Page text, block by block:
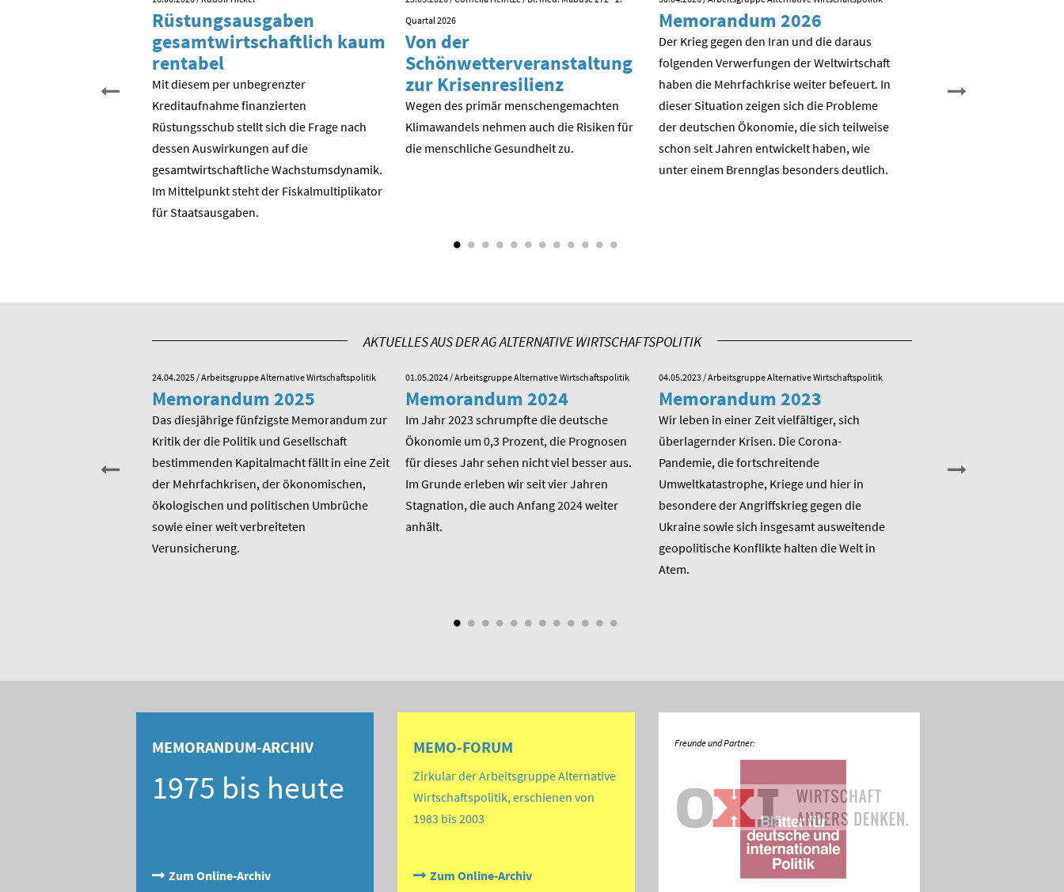
Einheit. Aber was
Rüstungsausgaben
gesamtwirtschaftlich kaum
rentabel
Mit diesem per unbegrenzter
Kreditaufnahme finanzierten
Rüstungsschub stellt sich die Frage nach
dessen Auswirkungen auf die
gesamtwirtschaftli­che Wachstumsdynamik.
Im Mittelpunkt steht der Fiskalmultiplikator
für Staatsausgaben.
Quartal 2026
Von der
Schönwetterveranstaltung
zur Krisenresilienz
Wegen des primär menschengemachten
Klimawandels nehmen auch die Risiken für
die menschliche Gesundheit zu.
Memorandum 2026
Der Krieg gegen den Iran und die daraus
folgenden Verwerfungen der Weltwirtschaft
haben die Mehrfachkrise weiter befeuert. In
dieser Situation zeigen sich die Probleme
der deutschen Ökonomie, die sich teilweise
schon seit Jahren entwickelt haben, wie
unter einem Brennglas besonders deutlich.
Nicht Deindustrialisierung,
AKTUELLES AUS DER AG ALTERNATIVE WIRTSCHAFTSPOLITIK
24.04.2025/ Arbeitsgruppe Alternative Wirtschaftspolitik
Memorandum 2025
Das diesjährige fünfzigste Memorandum zur
Kritik der die Politik und Gesellschaft
bestimmenden Kapitalmacht fällt in eine Zeit
der Mehrfachkrisen, der ökonomischen,
ökologischen und politischen Umbrüche
sowie einer weit verbreiteten
Verunsicherung.
01.05.2024/ Arbeitsgruppe Alternative Wirtschaftspolitik
Memorandum 2024
Im Jahr 2023 schrumpfte die deutsche
Ökonomie um 0,3 Prozent, die Prognosen
für dieses Jahr sehen nicht viel besser aus.
Im Grunde erleben wir seit vier Jahren
Stagnation, die auch Anfang 2024 weiter
anhält.
04.05.2023/ Arbeitsgruppe Alternative Wirtschaftspolitik
Memorandum 2023
Wir leben in einer Zeit vielfältiger, sich
überlagernder Krisen. Die Corona-
Pandemie, die fortschreitende
Umweltkatastrophe, Kriege und hier in
besondere der Angriffskrieg gegen die
Ukraine sowie sich insgesamt ausweitende
geopolitische Konflikte halten die Welt in
Atem.
die Arbeitsgruppe
MEMORANDUM-ARCHIV
1975 bis heute
Zum Online-Archiv
MEMO-FORUM
Zirkular der Arbeitsgruppe Alternative
Wirtschaftspolitik, erschienen von
1983 bis 2003
Zum Online-Archiv